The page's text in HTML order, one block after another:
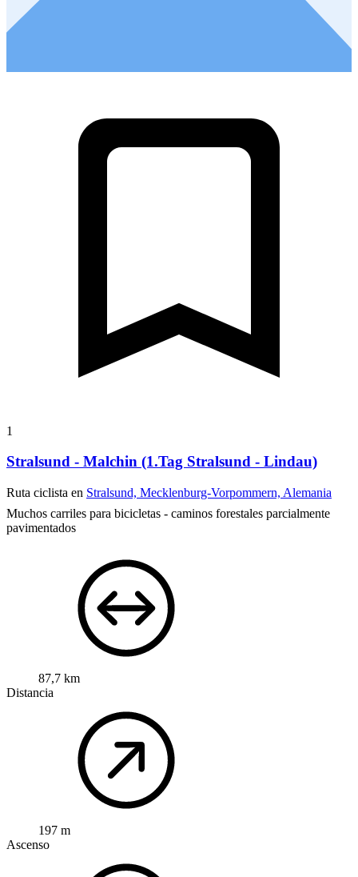
1
Stralsund - Malchin (1.Tag Stralsund - Lindau)
Ruta ciclista en Stralsund, Mecklenburg-Vorpommern, Alemania
Muchos carriles para bicicletas - caminos forestales parcialmente
pavimentados
87,7 km
Distancia
197 m
Ascenso